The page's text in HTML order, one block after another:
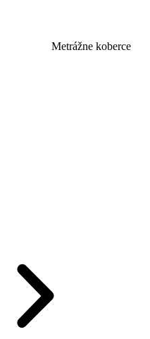
Metrážne koberce